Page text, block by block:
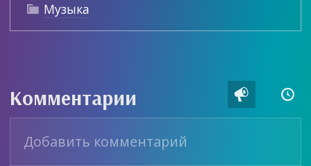
 Музыка
Комментарии  